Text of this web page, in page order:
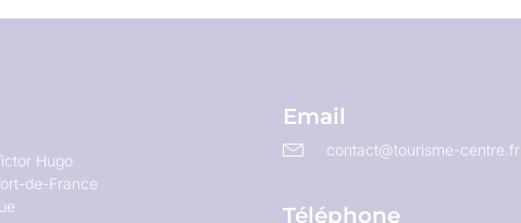
Hugo
de-France
Email
contact@tourisme-centre.fr
Téléphone